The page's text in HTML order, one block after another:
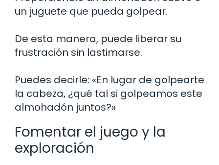
un juguete que pueda golpear.
De esta manera, puede liberar su
frustración sin lastimarse.
Puedes decirle: «En lugar de golpearte
la cabeza, ¿qué tal si golpeamos este
almohadón juntos?»
Fomentar el juego y la
exploración